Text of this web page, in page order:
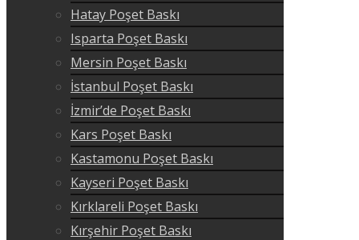
Hatay Poşet Baskı
Isparta Poşet Baskı
Mersin Poşet Baskı
İstanbul Poşet Baskı
İzmir’de Poşet Baskı
Kars Poşet Baskı
Kastamonu Poşet Baskı
Kayseri Poşet Baskı
Kırklareli Poşet Baskı
Kırşehir Poşet Baskı